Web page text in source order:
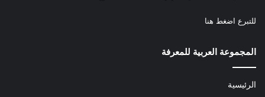
للتبرع اضغط هنا
المجموعة العربية للمعرفة
الرئيسية